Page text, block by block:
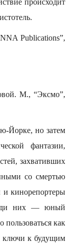
происходит
Publications”,
М., “Эксмо”,
Йорке, но затем
фантазии,
захвативших
со смертью
и кинорепортеры
них — юный
как
ключи к будущим